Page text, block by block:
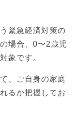
緊急経済対策の
場合、0〜2歳児
象です。
、ご自身の家庭
るか把握してお